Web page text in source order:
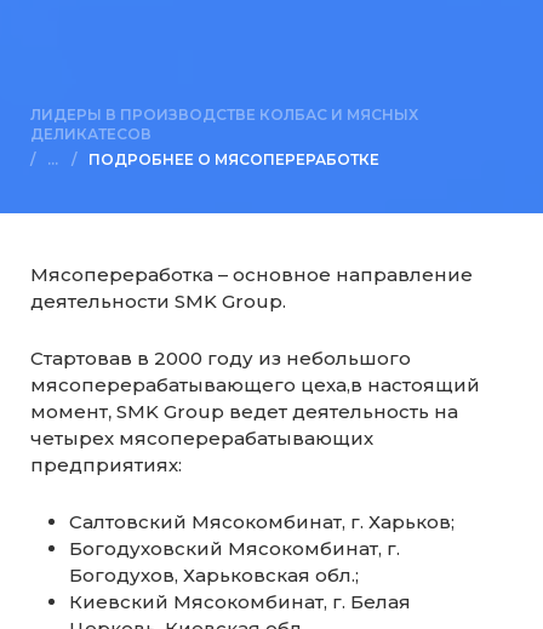
ЛИДЕРЫ В ПРОИЗВОДСТВЕ КОЛБАС И МЯСНЫХ
ДЕЛИКАТЕСОВ
/
/ ПОДРОБНЕЕ О МЯСОПЕРЕРАБОТКЕ
Мясопереработка – основное направление
деятельности SMK Group.
Стартовав в 2000 году из небольшого
мясоперерабатывающего цеха,в настоящий
момент, SMK Group ведет деятельность на
четырех мясоперерабатывающих
предприятиях:
Салтовский Мясокомбинат, г. Харьков;
Богодуховский Мясокомбинат, г.
Богодухов, Харьковская обл.;
Киевский Мясокомбинат, г. Белая